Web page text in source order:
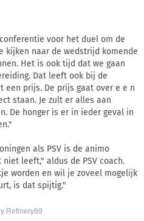
voor het duel om de
kijken naar de wedstrijd komende
Het is ook tijd dat we gaan
Dat leeft ook bij de
een prijs. De prijs gaat over e e n
staan. Je zult er alles aan
De honger is er in ieder geval in
als PSV is de animo
leeft," aldus de PSV coach.
worden en wil je zoveel mogelijk
is dat spijtig."
Refinery89